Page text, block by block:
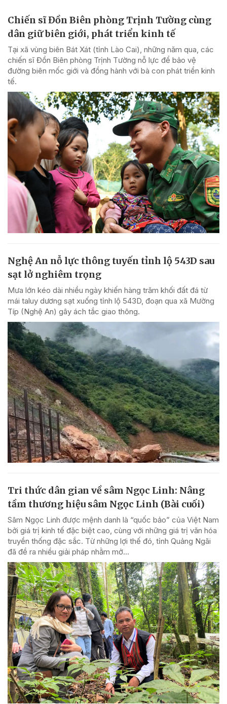
Chiến sĩ Đồn Biên phòng Trịnh Tường cùng
dân giữ biên giới, phát triển kinh tế
Tại xã vùng biên Bát Xát (tỉnh Lào Cai), những năm qua, các
chiến sĩ Đồn Biên phòng Trịnh Tường nỗ lực để bảo vệ
đường biên mốc giới và đồng hành với bà con phát triển kinh
tế.
Nghệ An nỗ lực thông tuyến tỉnh lộ 543D sau
sạt lở nghiêm trọng
Mưa lớn kéo dài nhiều ngày khiến hàng trăm khối đất đá từ
mái taluy dương sạt xuống tỉnh lộ 543D, đoạn qua xã Mường
Típ (Nghệ An) gây ách tắc giao thông.
Tri thức dân gian về sâm Ngọc Linh: Nâng
tầm thương hiệu sâm Ngọc Linh (Bài cuối)
Sâm Ngọc Linh được mệnh danh là “quốc bảo” của Việt Nam
bởi giá trị kinh tế đặc biệt cao, cùng với những giá trị văn hóa
truyền thống đặc sắc. Từ những lợi thế đó, tỉnh Quảng Ngãi
đã đề ra nhiều giải pháp nhằm mở...